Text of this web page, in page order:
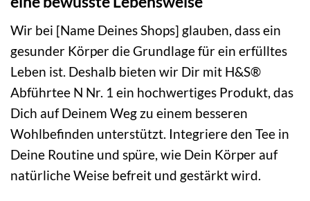
Wir bei [Name Deines Shops] glauben, dass ein
gesunder Körper die Grundlage für ein erfülltes
Leben ist. Deshalb bieten wir Dir mit H&S®
Abführtee N Nr. 1 ein hochwertiges Produkt, das
Dich auf Deinem Weg zu einem besseren
Wohlbefinden unterstützt. Integriere den Tee in
Deine Routine und spüre, wie Dein Körper auf
natürliche Weise befreit und gestärkt wird.